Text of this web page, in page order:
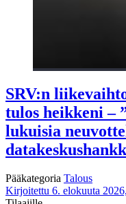
SRV:n
tulos heikkeni –
lukuisia
Pääkategoria Talous
Kirjoitettu 6. elokuuta